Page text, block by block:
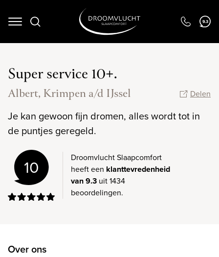
Navigation 9.3
Super service 10+.
Albert, Krimpen a/d IJssel Delen
Je kan gewoon fijn dromen, alles wordt tot in
de puntjes geregeld.
10
Droomvlucht Slaapcomfort
heeft een klanttevredenheid
van 9.3 uit 1434
beoordelingen.
Over ons